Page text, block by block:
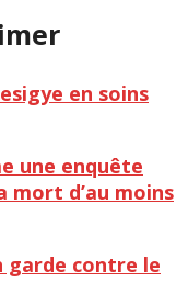
en soins
une enquête
mort d’au moins
garde contre le